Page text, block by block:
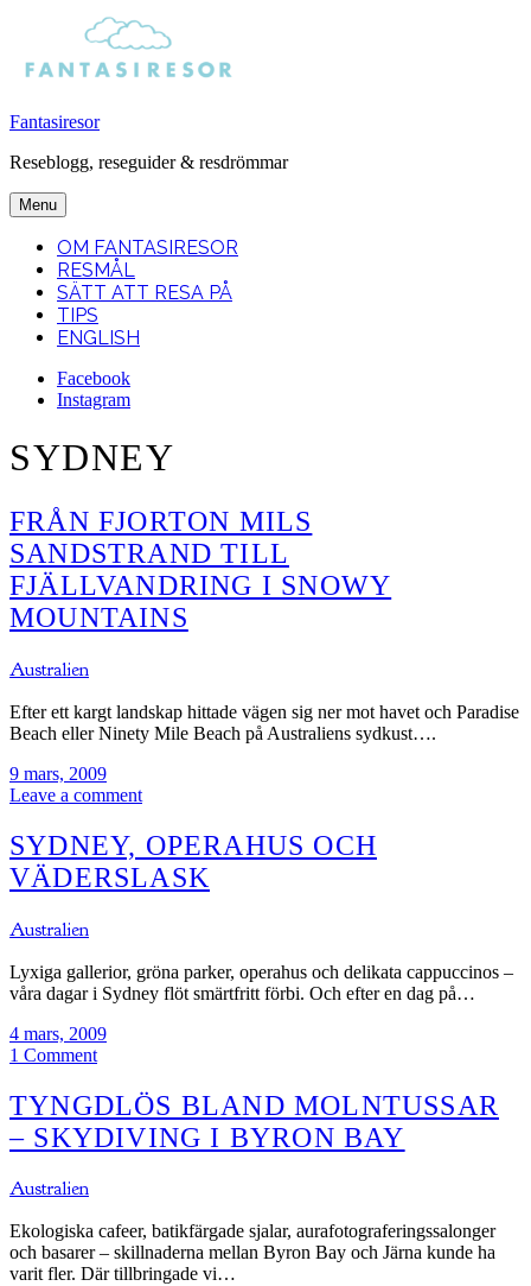
Fantasiresor
Reseblogg, reseguider & resdrömmar
Menu
OM FANTASIRESOR
RESMÅL
SÄTT ATT RESA PÅ
TIPS
ENGLISH
Facebook
Instagram
SYDNEY
FRÅN FJORTON MILS
SANDSTRAND TILL
FJÄLLVANDRING I SNOWY
MOUNTAINS
Australien
Efter ett kargt landskap hittade vägen sig ner mot havet och Paradise
Beach eller Ninety Mile Beach på Australiens sydkust….
9 mars, 2009
Leave a comment
SYDNEY, OPERAHUS OCH
VÄDERSLASK
Australien
Lyxiga gallerior, gröna parker, operahus och delikata cappuccinos –
våra dagar i Sydney flöt smärtfritt förbi. Och efter en dag på…
4 mars, 2009
1 Comment
TYNGDLÖS BLAND MOLNTUSSAR
– SKYDIVING I BYRON BAY
Australien
Ekologiska cafeer, batikfärgade sjalar, aurafotograferingssalonger
och basarer – skillnaderna mellan Byron Bay och Järna kunde ha
varit fler. Där tillbringade vi…